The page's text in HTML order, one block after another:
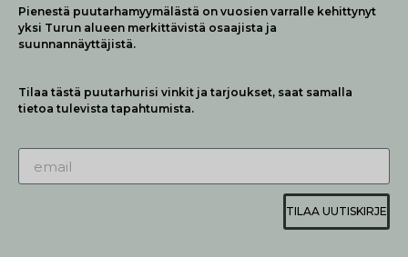
Pienestä puutarhamyymälästä on vuosien varralle kehittynyt
yksi Turun alueen merkittävistä osaajista ja
suunnannäyttäjistä.
Tilaa tästä puutarhurisi vinkit ja tarjoukset, saat samalla
tietoa tulevista tapahtumista.
TILAA UUTISKIRJE